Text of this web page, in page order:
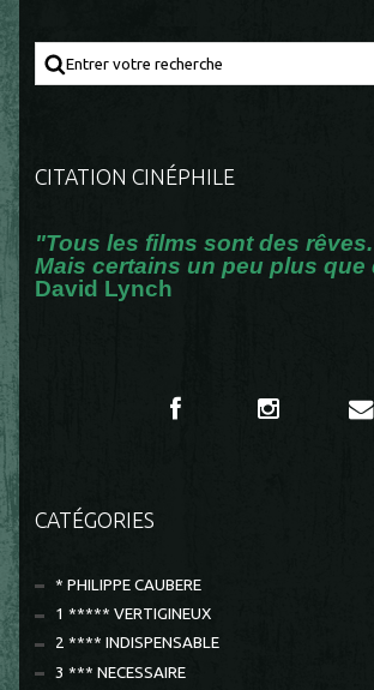
CITATION CINÉPHILE
"Tous les films sont des rêves.
Mais certains un peu plus que
David Lynch
CATÉGORIES
* PHILIPPE CAUBERE
1 ***** VERTIGINEUX
2 **** INDISPENSABLE
3 *** NECESSAIRE